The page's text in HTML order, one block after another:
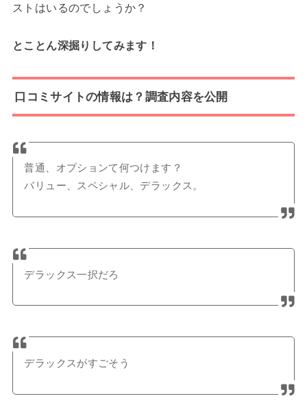
ストはいるのでしょうか？
とことん深掘りしてみます！
口コミサイトの情報は？調査内容を公開
普通、オプションて何つけます？
バリュー、スペシャル、デラックス。
デラックス一択だろ
デラックスがすごそう